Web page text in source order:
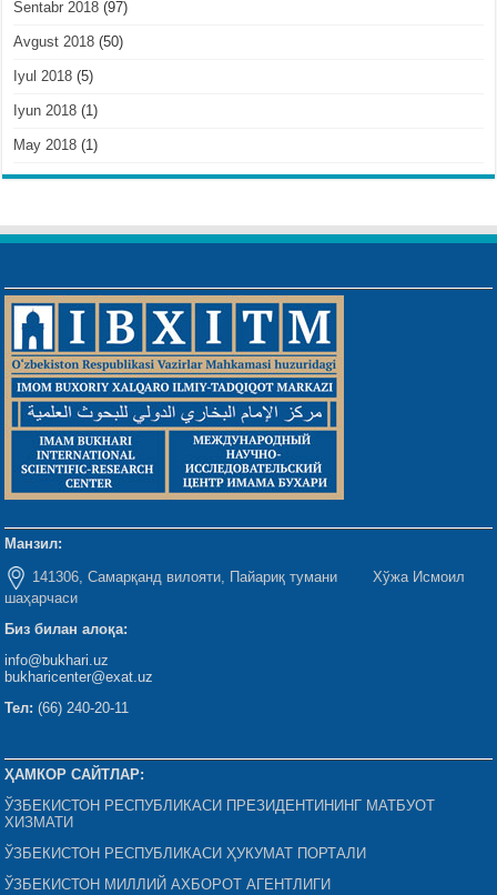
Sentabr 2018 (97)
Avgust 2018 (50)
Iyul 2018 (5)
Iyun 2018 (1)
May 2018 (1)
Манзил:
141306, Самарқанд вилояти, Пайариқ тумани Хўжа Исмоил
шаҳарчаси
Биз билан алоқа:
info@bukhari.uz
bukharicenter@exat.uz
Тел: (66) 240-20-11
ҲАМКОР САЙТЛАР:
ЎЗБЕКИСТОН РЕСПУБЛИКАСИ ПРЕЗИДЕНТИНИНГ МАТБУОТ
ХИЗМАТИ
ЎЗБЕКИСТОН РЕСПУБЛИКАСИ ҲУКУМАТ ПОРТАЛИ
ЎЗБЕКИСТОН МИЛЛИЙ АХБОРОТ АГЕНТЛИГИ